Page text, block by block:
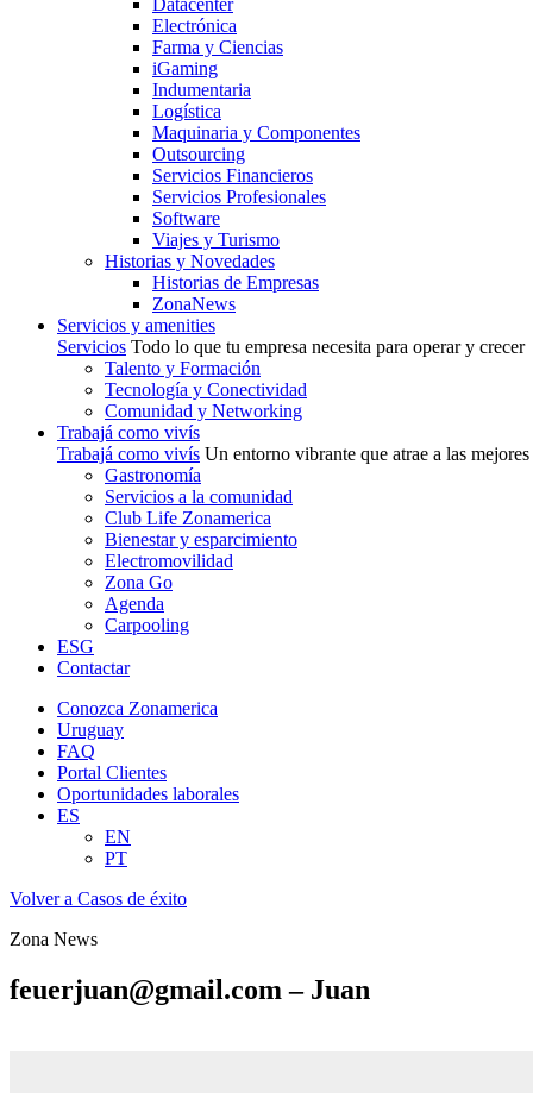
Datacenter
Electrónica
Farma y Ciencias
iGaming
Indumentaria
Logística
Maquinaria y Componentes
Outsourcing
Servicios Financieros
Servicios Profesionales
Software
Viajes y Turismo
Historias y Novedades
Historias de Empresas
ZonaNews
Servicios y amenities
Servicios Todo lo que tu empresa necesita para operar y crecer
Talento y Formación
Tecnología y Conectividad
Comunidad y Networking
Trabajá como vivís
Trabajá como vivís Un entorno vibrante que atrae a las
Gastronomía
Servicios a la comunidad
Club Life Zonamerica
Bienestar y esparcimiento
Electromovilidad
Zona Go
Agenda
Carpooling
ESG
Contactar
Conozca Zonamerica
Uruguay
FAQ
Portal Clientes
Oportunidades laborales
ES
EN
PT
Volver a Casos de éxito
Zona News
feuerjuan@gmail.com – Juan